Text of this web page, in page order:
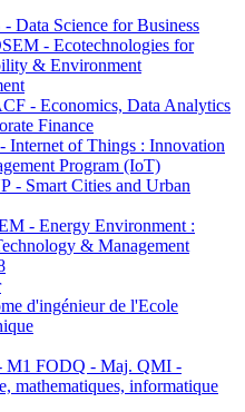
Data Science for Business
- Ecotechnologies for
& Environment
- Economics, Data Analytics
Finance
Internet of Things : Innovation
Program (IoT)
- Smart Cities and Urban
- Energy Environment :
& Management
d'ingénieur de l'Ecole
M1 FODQ - Maj. QMI -
mathematiques, informatique